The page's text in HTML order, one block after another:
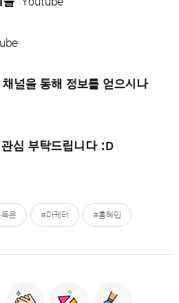
널을 통해 정보를 얻으시나
심 부탁드립니다 :D
은 #마케터 #홍혜민